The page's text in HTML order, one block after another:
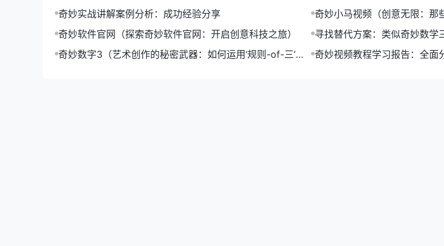
关注社区活动
社区会定期举办各种活动，如线上讲座、线下聚会等。积极参与这些活动，可以让你结识更
视频教程）
奇妙实战讲解案例分析：成功经验分享
奇妙小马视频（创意无限：那
合集）
奇妙软件官网（探索奇妙软件官网：开启创意科技之旅）
寻找替代方案：类似奇妙数学
奇妙数字3（艺术创作的秘密武器：如何运用‘规则-of-三’提
奇妙视频教程学习报告：全面